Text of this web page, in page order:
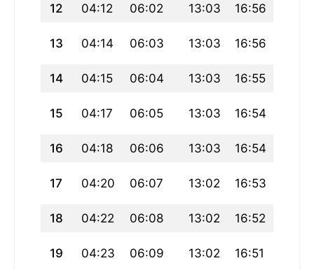
12 04:12 06:02 13:03 16:56
13 04:14 06:03 13:03 16:56
14 04:15 06:04 13:03 16:55
15 04:17 06:05 13:03 16:54
16 04:18 06:06 13:03 16:54
17 04:20 06:07 13:02 16:53
18 04:22 06:08 13:02 16:52
19 04:23 06:09 13:02 16:51